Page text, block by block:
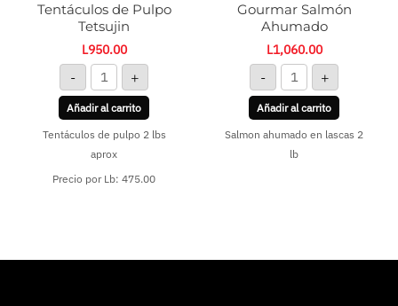
Tentáculos de Pulpo
Tetsujin
L950.00
- +
Añadir al carrito
Tentáculos de pulpo 2 lbs
aprox
Precio por Lb: 475.00
Gourmar Salmón
Ahumado
L1,060.00
- +
Añadir al carrito
Salmon ahumado en lascas 2
lb